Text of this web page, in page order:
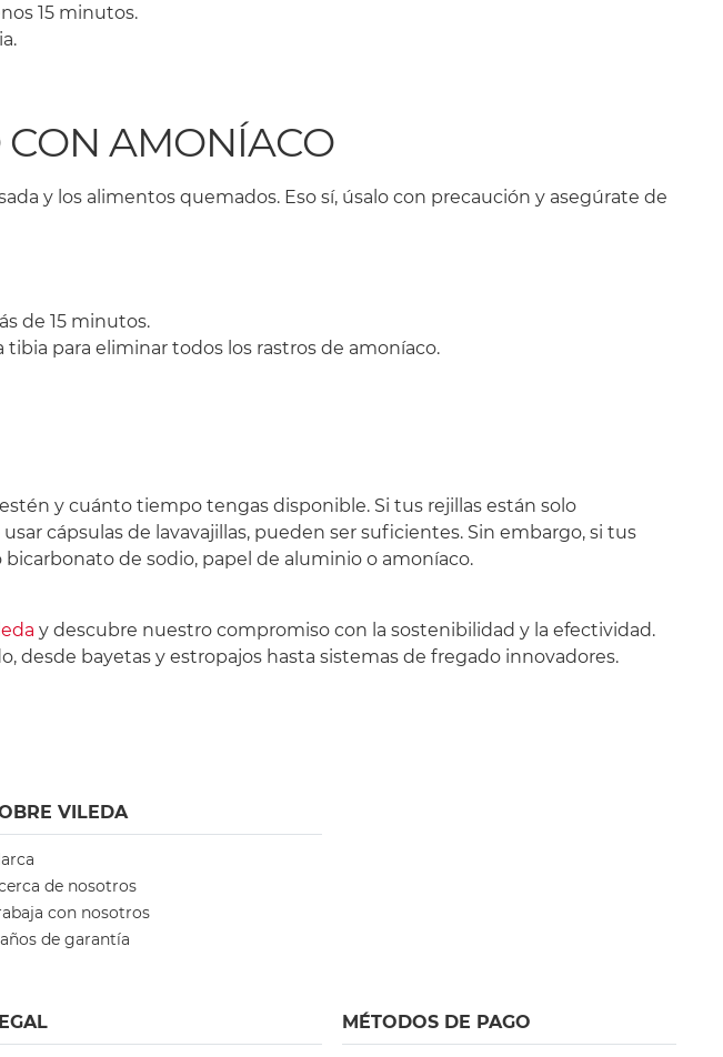
15 minutos.
CON AMONÍACO
y los alimentos quemados. Eso sí, úsalo con precaución y asegúrate de
de 15 minutos.
para eliminar todos los rastros de amoníaco.
y cuánto tiempo tengas disponible. Si tus rejillas están solo
cápsulas de lavavajillas, pueden ser suficientes. Sin embargo, si tus
de sodio, papel de aluminio o amoníaco.
y descubre nuestro compromiso con la sostenibilidad y la efectividad.
desde bayetas y estropajos hasta sistemas de fregado innovadores.
VILEDA
de nosotros
con nosotros
de garantía
MÉTODOS DE PAGO